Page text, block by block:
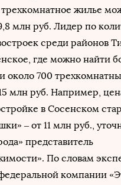
жилье
млн руб. Лидер по
среди районов
где можно найти
около 700
млн руб. Например,
в Сосенском
– от 11 млн руб.,
представитель
По словам
компании